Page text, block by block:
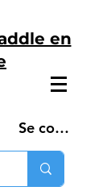
en
Se connecter